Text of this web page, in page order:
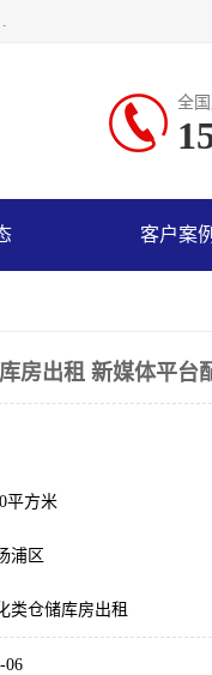
房，精炼员工几百名，与几千家客户合作，公司已跻身上海仓储行业前列。欢迎来电咨询！
全
客户案例
房出租 新媒体平台
平方米
浦区
类仓储库房出租
06